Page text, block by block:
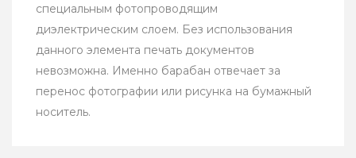
специальным фотопроводящим
диэлектрическим слоем. Без использования
данного элемента печать документов
невозможна. Именно барабан отвечает за
перенос фотографии или рисунка на бумажный
носитель.